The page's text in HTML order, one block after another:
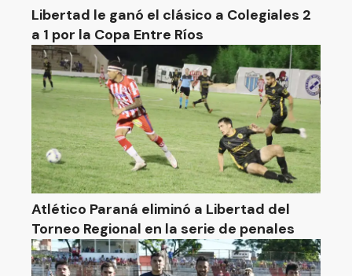
Libertad le ganó el clásico a Colegiales 2
a 1 por la Copa Entre Ríos
Atlético Paraná eliminó a Libertad del
Torneo Regional en la serie de penales